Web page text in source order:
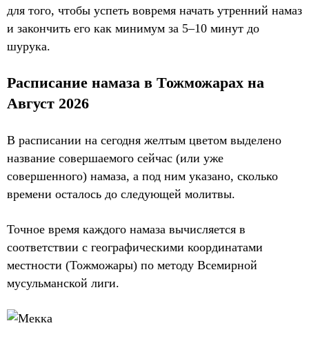
для того, чтобы успеть вовремя начать утренний намаз
и закончить его как минимум за 5–10 минут до
шурука.
Расписание намаза в Тожможарах на
Август 2026
В расписании на сегодня желтым цветом выделено
название совершаемого сейчас (или уже
совершенного) намаза, а под ним указано, сколько
времени осталось до следующей молитвы.
Точное время каждого намаза вычисляется в
соответствии с географическими координатами
местности (Тожможары) по методу Всемирной
мусульманской лиги.